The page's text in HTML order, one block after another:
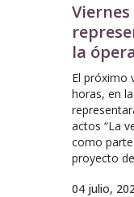
la
El próximo
horas, en
actos “La
como
proyecto
04 julio,